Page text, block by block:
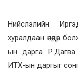
Нийслэлийн
хуралдаан өнөөдөр
ын дарга Р.Дагва
ИТХ-ын даргыг